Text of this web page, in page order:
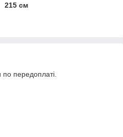
215 см
по передоплаті.